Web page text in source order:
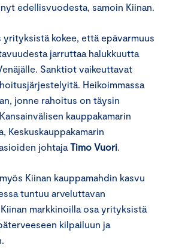
edellisvuodesta, samoin Kiinan.
yrityksistä kokee, että epävarmuus
jarruttaa halukkuutta
Sanktiot vaikeuttavat
Heikoimmassa
jonne rahoitus on täysin
kauppakamarin
Keskuskauppakamarin
johtaja Timo Vuori.
Kiinan kauppamahdin kasvu
tuntuu arveluttavan
markkinoilla osa yrityksistä
kilpailuun ja